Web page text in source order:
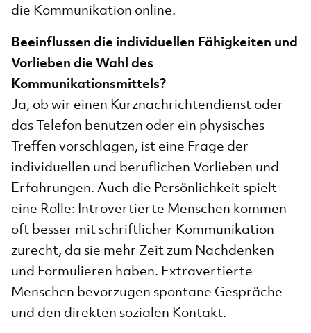
die Kommunikation online.
Beeinflussen die individuellen Fähigkeiten und
Vorlieben die Wahl des
Kommunikationsmittels?
Ja, ob wir einen Kurznachrichtendienst oder
das Telefon benutzen oder ein physisches
Treffen vorschlagen, ist eine Frage der
individuellen und beruflichen Vorlieben und
Erfahrungen. Auch die Persönlichkeit spielt
eine Rolle: Introvertierte Menschen kommen
oft besser mit schriftlicher Kommunikation
zurecht, da sie mehr Zeit zum Nachdenken
und Formulieren haben. Extravertierte
Menschen bevorzugen spontane Gespräche
und den direkten sozialen Kontakt.